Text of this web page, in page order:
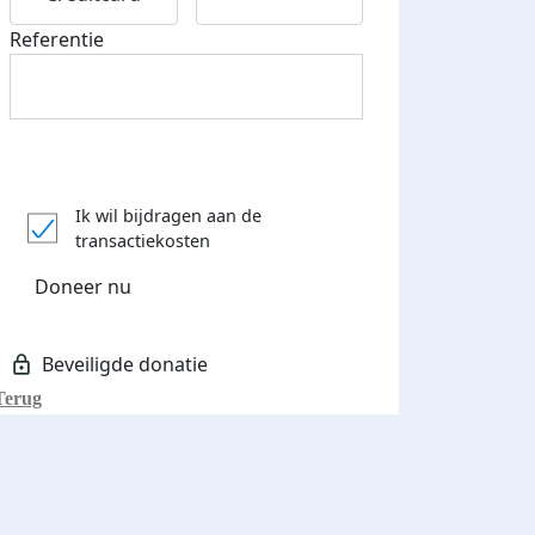
Referentie
Ik wil bijdragen aan de
transactiekosten
Doneer nu